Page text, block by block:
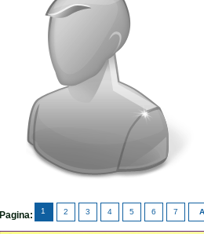
Pagina: 1 2 3 4 5 6 7